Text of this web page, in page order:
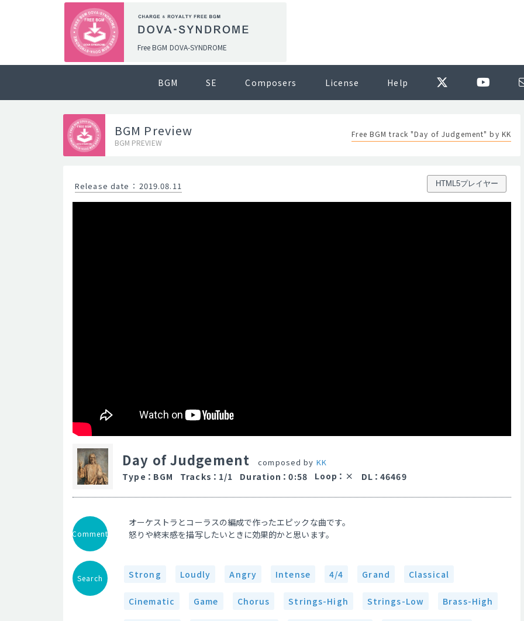
Free BGM DOVA-SYNDROME
BGM SE Composers License Help
BGM Preview
BGM PREVIEW
Free BGM track "Day of Judgement" by KK
Release date ： 2019.08.11 HTML5プレイヤー
Day of Judgement composed by KK
Type ： BGM Tracks ： 1/1 Duration ： 0:58 Loop ： DL ： 46469
Comment
オーケストラとコーラスの編成で作ったエピックな曲です。
怒りや終末感を描写したいときに効果的かと思います。
Search Strong Loudly Angry Intense 4/4 Grand Classical
Cinematic Game Chorus Strings-High Strings-Low Brass-High